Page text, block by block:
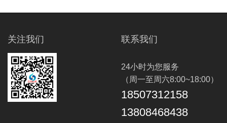
关注我们 联系我们
24小时为您服务
（周一至周六8:00~18:00）
18507312158
13808468438